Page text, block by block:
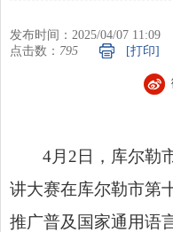
发布时间：2025/04/07 11:09
点击数： 795 [打印]
4月2日，库尔勒
讲大赛在库尔勒市第
推广普及国家通用语